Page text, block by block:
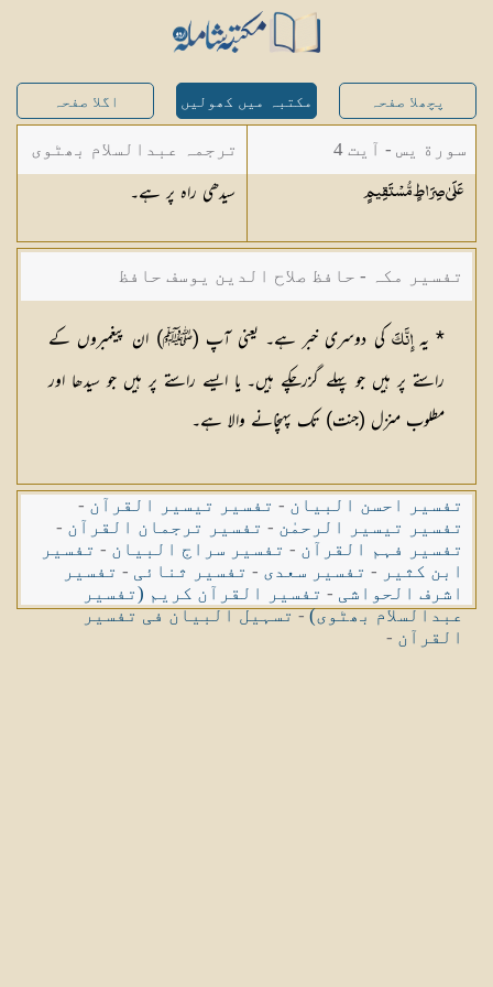
پچھلا صفحہ مکتبہ میں کھولیں اگلا صفحہ
سورة يس - آیت 4
عَلَىٰ صِرَاطٍمُّسْتَقِيمٍ
ترجمہ عبدالسلام بھٹوی
- عبدالسلام بن محمد
سیدھی راہ پر ہے۔
تفسیر مکہ - حافظ صلاح الدین یوسف حافظ
* یہإِنَّكَ کی دوسری خبر ہے۔ یعنی آپ (ﷺ) ان پیغمبروں کے
راستے پر ہیں جو پہلے گزرچکے ہیں۔ یا ایسے راستے پر ہیں جو سیدھا اور
مطلوب منزل (جنت) تک پہنچانے والا ہے۔
تفسیر احسن البیان - تفسیر تیسیر القرآن -
تفسیر تیسیر الرحمٰن - تفسیر ترجمان القرآن -
تفسیر فہم القرآن - تفسیر سراج البیان - تفسیر
ابن کثیر - تفسیر سعدی - تفسیر ثنائی - تفسیر
اشرف الحواشی - تفسیر القرآن کریم (تفسیر
عبدالسلام بھٹوی)-تسہیل البیان فی تفسیر
القرآن -